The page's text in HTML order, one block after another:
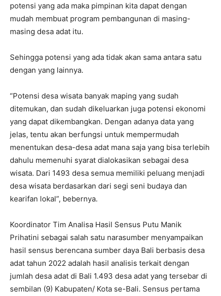
potensi yang ada maka pimpinan kita dapat dengan
mudah membuat program pembangunan di masing-
masing desa adat itu.
Sehingga potensi yang ada tidak akan sama antara satu
dengan yang lainnya.
“Potensi desa wisata banyak maping yang sudah
ditemukan, dan sudah dikeluarkan juga potensi ekonomi
yang dapat dikembangkan. Dengan adanya data yang
jelas, tentu akan berfungsi untuk mempermudah
menentukan desa-desa adat mana saja yang bisa terlebih
dahulu memenuhi syarat dialokasikan sebagai desa
wisata. Dari 1493 desa semua memiliki peluang menjadi
desa wisata berdasarkan dari segi seni budaya dan
kearifan lokal”, bebernya.
Koordinator Tim Analisa Hasil Sensus Putu Manik
Prihatini sebagai salah satu narasumber menyampaikan
hasil sensus berencana sumber daya Bali berbasis desa
adat tahun 2022 adalah hasil analisis terkait dengan
jumlah desa adat di Bali 1.493 desa adat yang tersebar di
sembilan (9) Kabupaten/ Kota se-Bali. Sensus pertama